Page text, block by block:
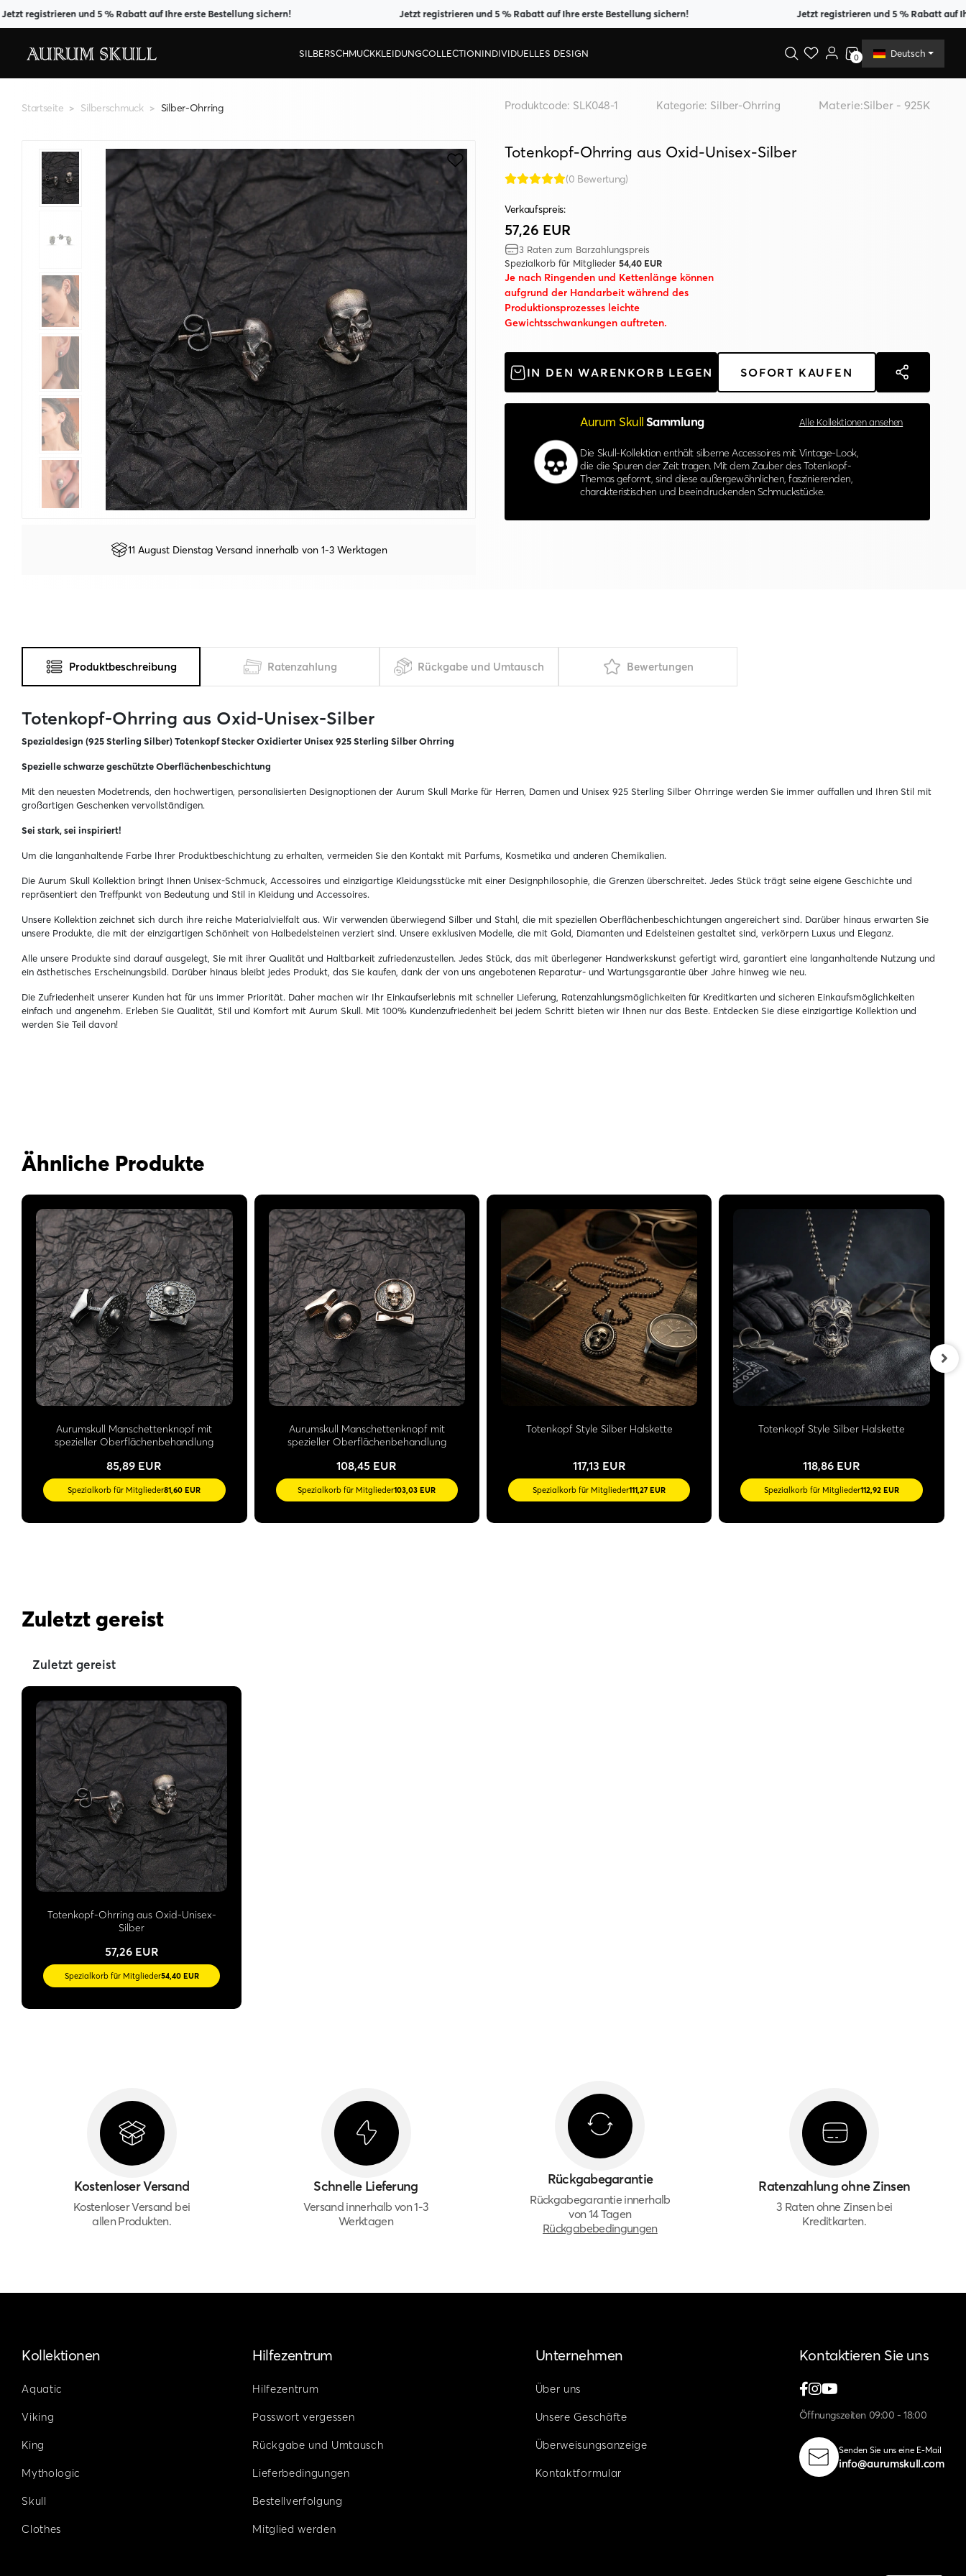
und 5 % Rabatt auf Ihre erste Bestellung sichern! Jetzt registrieren und 5 % Rabatt auf Ihre erste Bestellung sichern! Jetzt registrieren und 5 % Rabatt auf Ihre
SILBERSCHMUCKKLEIDUNGCOLLECTIONINDIVIDUELLES DESIGN 0 Deutsch
Startseite Silberschmuck Silber-Ohrring
11 August Dienstag Versand innerhalb von 1-3 Werktagen
Produktcode: SLK048-1 Kategorie: Silber-Ohrring Materie:Silber - 925K
Totenkopf-Ohrring aus Oxid-Unisex-Silber
(0 Bewertung)
Verkaufspreis:
57,26 EUR
3 Raten zum Barzahlungspreis
Spezialkorb für Mitglieder 54,40 EUR
Je nach Ringenden und Kettenlänge können
aufgrund der Handarbeit während des
Produktionsprozesses leichte
Gewichtsschwankungen auftreten.
IN DEN WARENKORB LEGEN SOFORT KAUFEN
Aurum SkullSammlung Alle Kollektionen ansehen
Die Skull-Kollektion enthält silberne Accessoires mit Vintage-Look,
die die Spuren der Zeit tragen. Mit dem Zauber des Totenkopf-
Themas geformt, sind diese außergewöhnlichen, faszinierenden,
charakteristischen und beeindruckenden Schmuckstücke.
Produktbeschreibung Ratenzahlung Rückgabe und Umtausch Bewertungen
Totenkopf-Ohrring aus Oxid-Unisex-Silber
Spezialdesign (925 Sterling Silber) Totenkopf Stecker Oxidierter Unisex 925 Sterling Silber Ohrring
Spezielle schwarze geschützte Oberflächenbeschichtung
Mit den neuesten Modetrends, den hochwertigen, personalisierten Designoptionen der Aurum Skull Marke für Herren, Damen und Unisex 925 Sterling Silber Ohrringe werden Sie immer auffallen und Ihren Stil mit
großartigen Geschenken vervollständigen.
Sei stark, sei inspiriert!
Um die langanhaltende Farbe Ihrer Produktbeschichtung zu erhalten, vermeiden Sie den Kontakt mit Parfums, Kosmetika und anderen Chemikalien.
Die Aurum Skull Kollektion bringt Ihnen Unisex-Schmuck, Accessoires und einzigartige Kleidungsstücke mit einer Designphilosophie, die Grenzen überschreitet. Jedes Stück trägt seine eigene Geschichte und
repräsentiert den Treffpunkt von Bedeutung und Stil in Kleidung und Accessoires.
Unsere Kollektion zeichnet sich durch ihre reiche Materialvielfalt aus. Wir verwenden überwiegend Silber und Stahl, die mit speziellen Oberflächenbeschichtungen angereichert sind. Darüber hinaus erwarten Sie
unsere Produkte, die mit der einzigartigen Schönheit von Halbedelsteinen verziert sind. Unsere exklusiven Modelle, die mit Gold, Diamanten und Edelsteinen gestaltet sind, verkörpern Luxus und Eleganz.
Alle unsere Produkte sind darauf ausgelegt, Sie mit ihrer Qualität und Haltbarkeit zufriedenzustellen. Jedes Stück, das mit überlegener Handwerkskunst gefertigt wird, garantiert eine langanhaltende Nutzung und
ein ästhetisches Erscheinungsbild. Darüber hinaus bleibt jedes Produkt, das Sie kaufen, dank der von uns angebotenen Reparatur- und Wartungsgarantie über Jahre hinweg wie neu.
Die Zufriedenheit unserer Kunden hat für uns immer Priorität. Daher machen wir Ihr Einkaufserlebnis mit schneller Lieferung, Ratenzahlungsmöglichkeiten für Kreditkarten und sicheren Einkaufsmöglichkeiten
einfach und angenehm. Erleben Sie Qualität, Stil und Komfort mit Aurum Skull. Mit 100% Kundenzufriedenheit bei jedem Schritt bieten wir Ihnen nur das Beste. Entdecken Sie diese einzigartige Kollektion und
werden Sie Teil davon!
Ähnliche Produkte
Aurumskull Manschettenknopf mit
spezieller Oberflächenbehandlung
85,89 EUR
Spezialkorb für Mitglieder81,60 EUR
Aurumskull Manschettenknopf mit
spezieller Oberflächenbehandlung
108,45 EUR
Spezialkorb für Mitglieder103,03 EUR
Totenkopf Style Silber Halskette
117,13 EUR
Spezialkorb für Mitglieder111,27 EUR
Totenkopf Style Silber Halskette
118,86 EUR
Spezialkorb für Mitglieder112,92 EUR
Zuletzt gereist
Zuletzt gereist
Totenkopf-Ohrring aus Oxid-Unisex-
Silber
57,26 EUR
Spezialkorb für Mitglieder54,40 EUR
Kostenloser Versand
Kostenloser Versand bei
allen Produkten.
Schnelle Lieferung
Versand innerhalb von 1-3
Werktagen
Rückgabegarantie
Rückgabegarantie innerhalb
von 14 Tagen
Rückgabebedingungen
Ratenzahlung ohne Zinsen
3 Raten ohne Zinsen bei
Kreditkarten.
Kollektionen
Aquatic
Viking
King
Mythologic
Skull
Clothes
Hilfezentrum
Hilfezentrum
Passwort vergessen
Rückgabe und Umtausch
Lieferbedingungen
Bestellverfolgung
Mitglied werden
Unternehmen
Über uns
Unsere Geschäfte
Überweisungsanzeige
Kontaktformular
Kontaktieren Sie uns
Öffnungszeiten 09:00 - 18:00
Senden Sie uns eine E-Mail
info@aurumskull.com